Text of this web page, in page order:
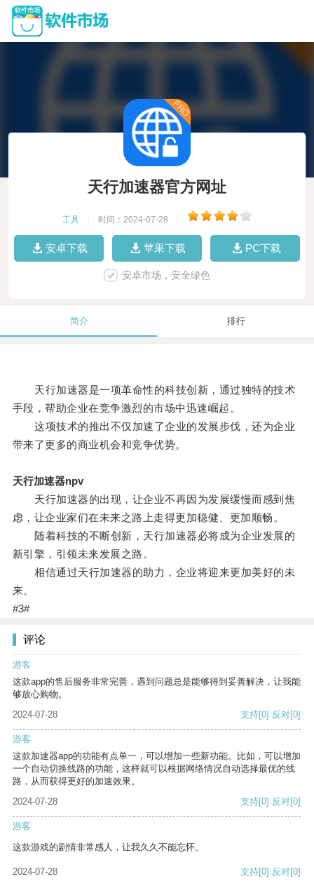
天行加速器官方网址
工具 时间：2024-07-28
安卓下载 苹果下载 PC下载
安卓市场，安全绿色
简介 排行
天行加速器是一项革命性的科技创新，通过独特的技术
手段，帮助企业在竞争激烈的市场中迅速崛起。
这项技术的推出不仅加速了企业的发展步伐，还为企业
带来了更多的商业机会和竞争优势。
天行加速器npv
天行加速器的出现，让企业不再因为发展缓慢而感到焦
虑，让企业家们在未来之路上走得更加稳健、更加顺畅。
随着科技的不断创新，天行加速器必将成为企业发展的
新引擎，引领未来发展之路。
相信通过天行加速器的助力，企业将迎来更加美好的未
来。
#3#
评论
游客
这款app的售后服务非常完善，遇到问题总是能够得到妥善解决，让我能
够放心购物。
2024-07-28
支持[0] 反对[0]
游客
这款加速器app的功能有点单一，可以增加一些新功能。比如，可以增加
一个自动切换线路的功能，这样就可以根据网络情况自动选择最优的线
路，从而获得更好的加速效果。
2024-07-28
支持[0] 反对[0]
游客
这款游戏的剧情非常感人，让我久久不能忘怀。
2024-07-28 支持[0] 反对[0]